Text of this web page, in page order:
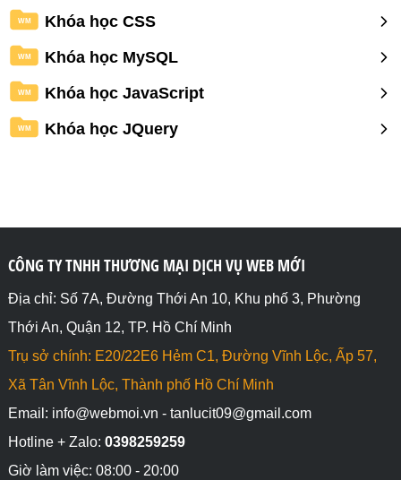
WM Khóa học CSS
WM Khóa học MySQL
WM Khóa học JavaScript
WM Khóa học JQuery
CÔNG TY TNHH THƯƠNG MẠI DỊCH VỤ WEB MỚI
Địa chỉ: Số 7A, Đường Thới An 10, Khu phố 3, Phường
Thới An, Quận 12, TP. Hồ Chí Minh
Trụ sở chính: E20/22E6 Hẻm C1, Đường Vĩnh Lộc, Ấp 57,
Xã Tân Vĩnh Lộc, Thành phố Hồ Chí Minh
Email: info@webmoi.vn - tanlucit09@gmail.com
Hotline + Zalo: 0398259259
Giờ làm việc: 08:00 - 20:00